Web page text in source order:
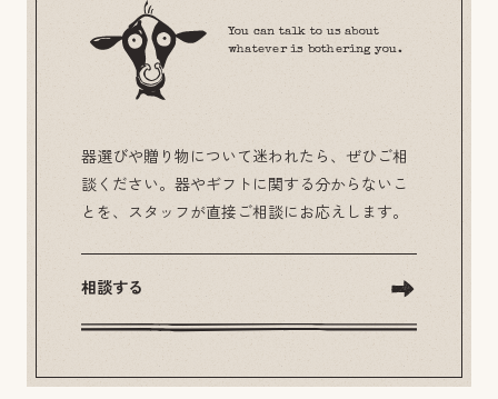
You can talk to us about
whatever is bothering you.
器選びや贈り物について迷われたら、ぜひご相
談ください。器やギフトに関する分からないこ
とを、スタッフが直接ご相談にお応えします。
相談する